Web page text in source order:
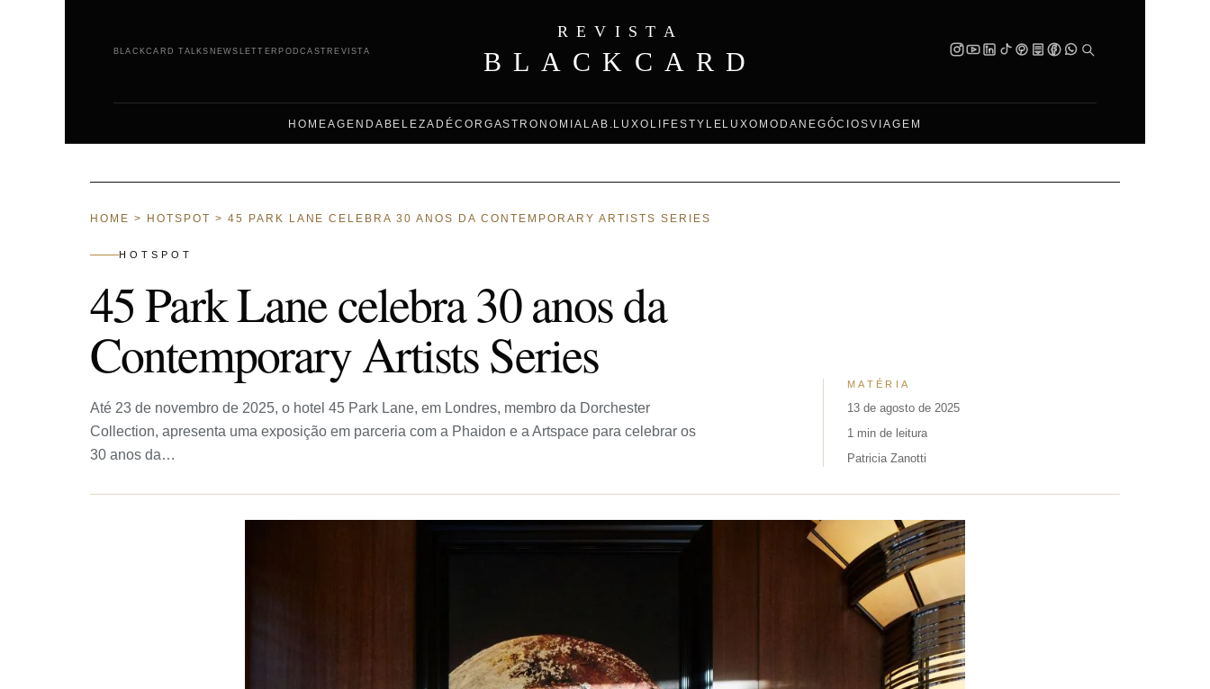
BLACKCARD TALKS NEWSLETTER PODCAST REVISTA
REVISTA
BLACKCARD
HOMEAGENDA BELEZA DÉCOR GASTRONOMIA LAB.LUXO LIFESTYLE LUXO MODA NEGÓCIOSVIAGEM
HOME > HOTSPOT > 45 PARK LANE CELEBRA 30 ANOS DA CONTEMPORARY ARTISTS SERIES
HOTSPOT
45 Park Lane celebra 30 anos da
Contemporary Artists Series
Até 23 de novembro de 2025, o hotel 45 Park Lane, em Londres, membro da Dorchester
Collection, apresenta uma exposição em parceria com a Phaidon e a Artspace para celebrar os
30 anos da…
MATÉRIA
13 de agosto de 2025
1 min de leitura
Patricia Zanotti